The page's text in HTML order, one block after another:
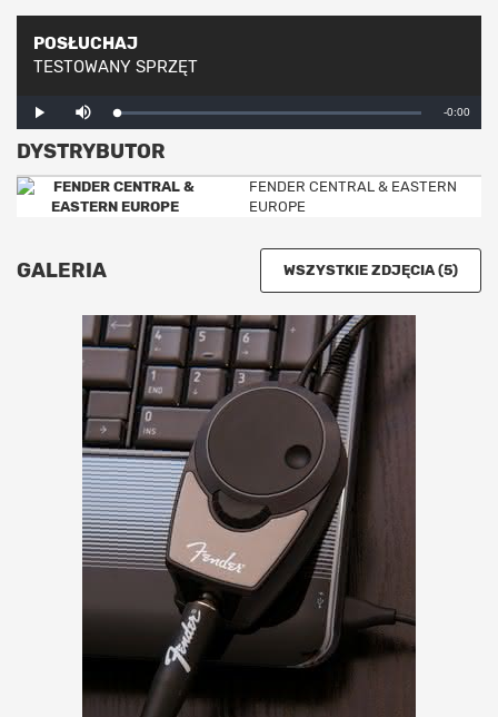
POSŁUCHAJ
TESTOWANY SPRZĘT
Play
Loaded:
0%
Progress:
0%
Remaining
-0:00
DYSTRYBUTOR
FENDER CENTRAL & EASTERN
EUROPE
GALERIA WSZYSTKIE ZDJĘCIA (5)